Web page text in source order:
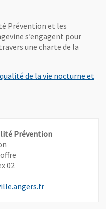
Prévention et les
s’engagent pour
une charte de la
de la vie nocturne et
Prévention
02
, Ouvre une